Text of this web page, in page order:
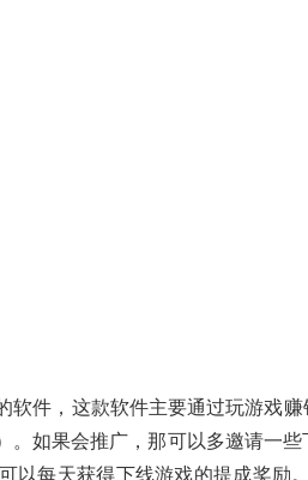
软件，这款软件主要通过玩游戏
。如果会推广，那可以多邀请一
以每天获得下线游戏的提成奖励